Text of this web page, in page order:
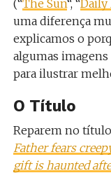
(“The Sun“, “
uma diferença
explicamos o
algumas
para ilustrar
O Título
Reparem no
Father fears
gift is haunted